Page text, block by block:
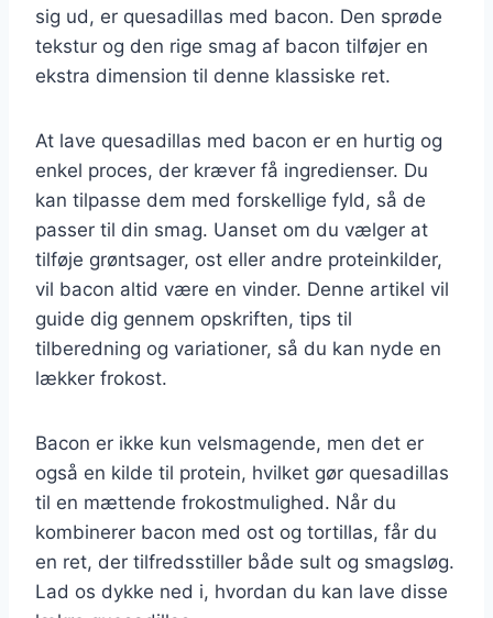
sig ud, er quesadillas med bacon. Den sprøde
tekstur og den rige smag af bacon tilføjer en
ekstra dimension til denne klassiske ret.
At lave quesadillas med bacon er en hurtig og
enkel proces, der kræver få ingredienser. Du
kan tilpasse dem med forskellige fyld, så de
passer til din smag. Uanset om du vælger at
tilføje grøntsager, ost eller andre proteinkilder,
vil bacon altid være en vinder. Denne artikel vil
guide dig gennem opskriften, tips til
tilberedning og variationer, så du kan nyde en
lækker frokost.
Bacon er ikke kun velsmagende, men det er
også en kilde til protein, hvilket gør quesadillas
til en mættende frokostmulighed. Når du
kombinerer bacon med ost og tortillas, får du
en ret, der tilfredsstiller både sult og smagsløg.
Lad os dykke ned i, hvordan du kan lave disse